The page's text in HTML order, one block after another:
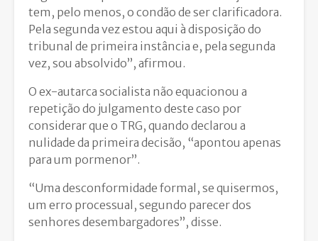
tem, pelo menos, o condão de ser clarificadora.
Pela segunda vez estou aqui à disposição do
tribunal de primeira instância e, pela segunda
vez, sou absolvido”, afirmou.
O ex-autarca socialista não equacionou a
repetição do julgamento deste caso por
considerar que o TRG, quando declarou a
nulidade da primeira decisão, “apontou apenas
para um pormenor”.
“Uma desconformidade formal, se quisermos,
um erro processual, segundo parecer dos
senhores desembargadores”, disse.